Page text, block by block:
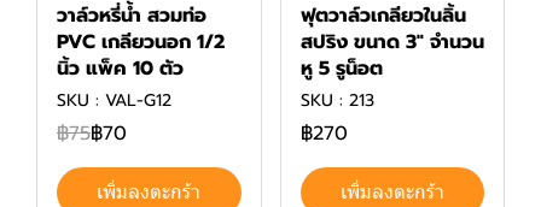
วาล์วหรี่น้ำ สวมท่อ
PVC เกลียวนอก 1/2
นิ้ว แพ็ค 10 ตัว
SKU : VAL-G12
฿75฿70
เพิ่มลงตะกร้า
ฟุตวาล์วเกลียวในลิ้น
สปริง ขนาด 3" จำนวน
หู 5 รูน็อต
SKU : 213
฿270
เพิ่มลงตะกร้า